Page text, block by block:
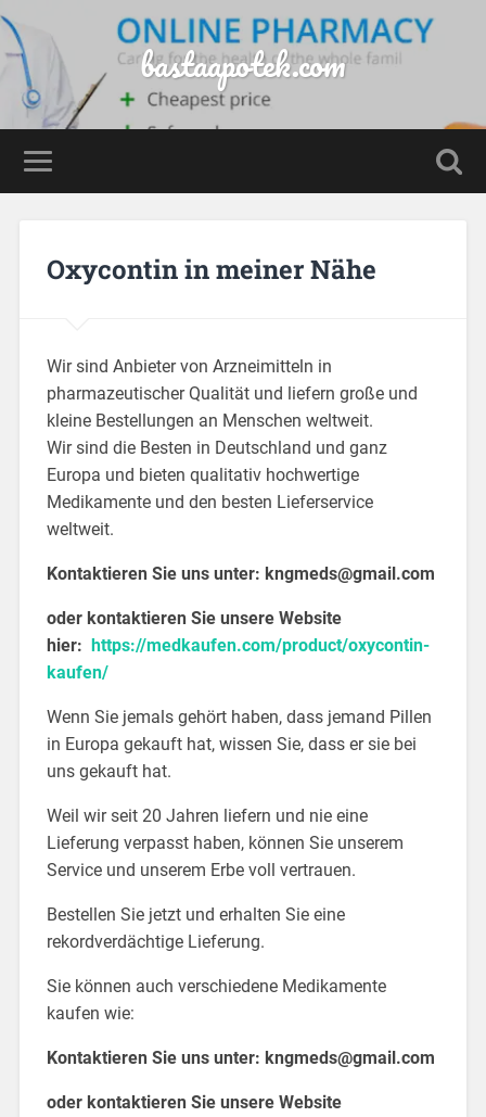
bastaapotek.com
Oxycontin in meiner Nähe
Wir sind Anbieter von Arzneimitteln in
pharmazeutischer Qualität und liefern große und
kleine Bestellungen an Menschen weltweit.
Wir sind die Besten in Deutschland und ganz
Europa und bieten qualitativ hochwertige
Medikamente und den besten Lieferservice
weltweit.
Kontaktieren Sie uns unter: kngmeds@gmail.com
oder kontaktieren Sie unsere Website
hier: https://medkaufen.com/product/oxycontin-
kaufen/
Wenn Sie jemals gehört haben, dass jemand Pillen
in Europa gekauft hat, wissen Sie, dass er sie bei
uns gekauft hat.
Weil wir seit 20 Jahren liefern und nie eine
Lieferung verpasst haben, können Sie unserem
Service und unserem Erbe voll vertrauen.
Bestellen Sie jetzt und erhalten Sie eine
rekordverdächtige Lieferung.
Sie können auch verschiedene Medikamente
kaufen wie:
Kontaktieren Sie uns unter: kngmeds@gmail.com
oder kontaktieren Sie unsere Website